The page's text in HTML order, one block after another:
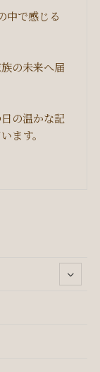
中で感じる
の未来へ届
の温かな記
ます。